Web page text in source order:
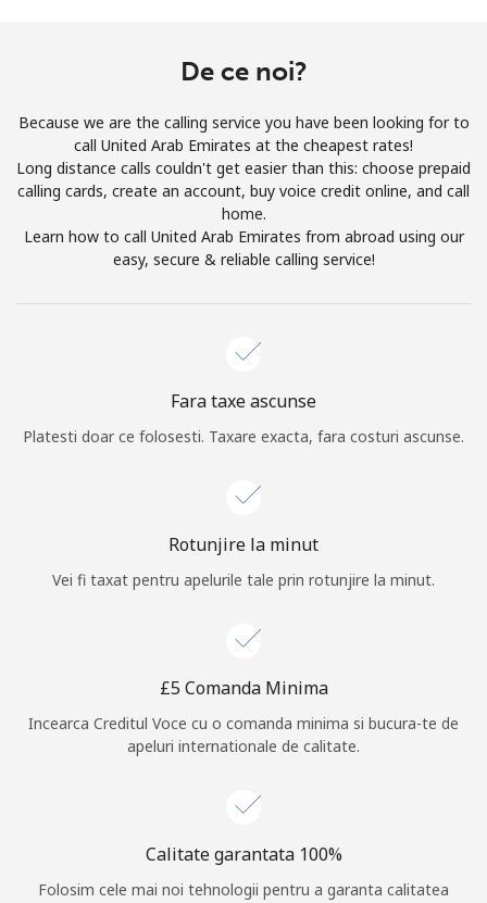
Buna!
sau
Continua cu
De ce noi?
Because we are the calling service you have been looking for to
call United Arab Emirates at the cheapest rates!
Long distance calls couldn't get easier than this: choose prepaid
calling cards, create an account, buy voice credit online, and call
home.
Learn how to call United Arab Emirates from abroad using our
easy, secure & reliable calling service!
Fara taxe ascunse
Platesti doar ce folosesti. Taxare exacta, fara costuri ascunse.
Rotunjire la minut
Vei fi taxat pentru apelurile tale prin rotunjire la minut.
⁦£5⁩ Comanda Minima
Incearca Creditul Voce cu o comanda minima si bucura-te de
apeluri internationale de calitate.
Calitate garantata 100%
Folosim cele mai noi tehnologii pentru a garanta calitatea